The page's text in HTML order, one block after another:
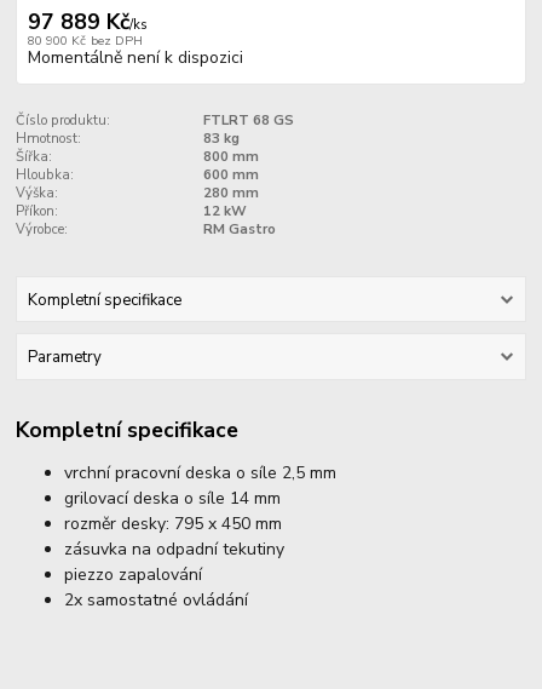
97 889 Kč/ks
80 900 Kč bez DPH
Momentálně není k dispozici
Číslo produktu:
FTLRT 68 GS
Hmotnost:
83 kg
Šířka:
800 mm
Hloubka:
600 mm
Výška:
280 mm
Příkon:
12 kW
Výrobce:
RM Gastro
Kompletní specifikace
Parametry
Kompletní specifikace
vrchní pracovní deska o síle 2,5 mm
grilovací deska o síle 14 mm
rozměr desky: 795 x 450 mm
zásuvka na odpadní tekutiny
piezzo zapalování
2x samostatné ovládání